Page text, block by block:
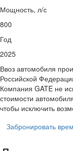
Мощность, л/с
800
Год
2025
Ввоз автомобиля
Российской
Компания GATE не
стоимости
чтобы исключить
Забронировать